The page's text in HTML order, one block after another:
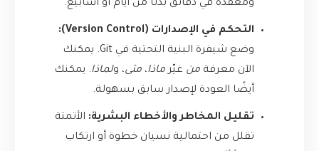
ومعقدة في دقائق بدلًا من أيام أو أسابيع.
التحكم في الإصدارات (Version Control):
وضع شيفرة البنية التحتية في Git. يمكنك
الآن معرفة من غيّرماذا، متى، ولماذا. يمكنك
أيضًا العودة لإصدار سابق بسهولة.
تقليل المخاطر والأخطاء البشرية: الأتمتة
تقلل من احتمالية نسيان خطوة أو ارتكاب